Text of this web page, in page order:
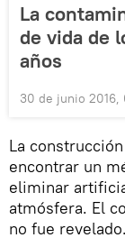
La
de vida de
años
30 de junio 2016,
La
encontrar un
eliminar
atmósfera. El
no fue revelado.